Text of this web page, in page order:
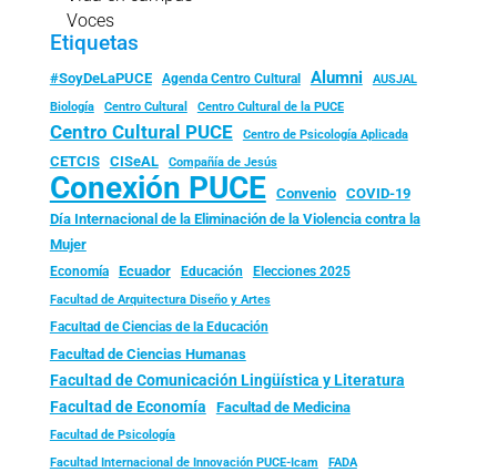
Voces
Etiquetas
#SoyDeLaPUCE Agenda Centro Cultural Alumni
AUSJAL
Biología
Centro Cultural Centro Cultural de la PUCE
Centro Cultural PUCE Centro de Psicología Aplicada
CETCIS CISeAL Compañía de Jesús
Conexión PUCE Convenio
COVID-19
Día Internacional de la Eliminación de la Violencia contra la
Mujer
Economía Ecuador Educación Elecciones 2025
Facultad de Arquitectura Diseño y Artes
Facultad de Ciencias de la Educación
Facultad de Ciencias Humanas
Facultad de Comunicación Lingüística y Literatura
Facultad de Economía Facultad de Medicina
Facultad de Psicología
Facultad Internacional de Innovación PUCE-Icam FADA